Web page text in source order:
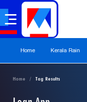
Home Kerala Rain
Home Tag Results